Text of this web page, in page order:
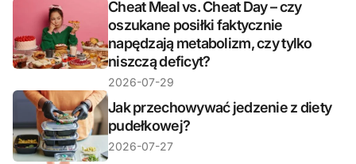
Cheat Meal vs. Cheat Day – czy
oszukane posiłki faktycznie
napędzają metabolizm, czy tylko
niszczą deficyt?
2026-07-29
Jak przechowywać jedzenie z diety
pudełkowej?
2026-07-27